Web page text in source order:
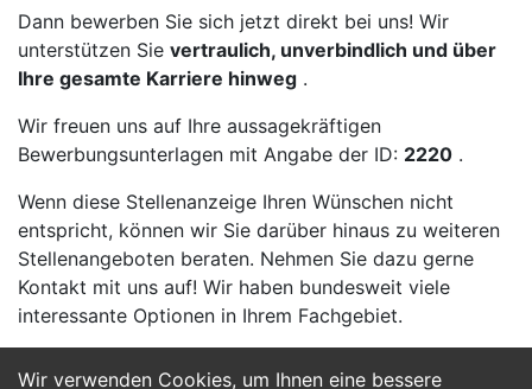
Wir verwenden Cookies, um Ihnen eine bessere
Dann bewerben Sie sich jetzt direkt bei uns! Wir
unterstützen Sie vertraulich, unverbindlich und über
Ihre gesamte Karriere hinweg .
Wir freuen uns auf Ihre aussagekräftigen
Bewerbungsunterlagen mit Angabe der ID: 2220 .
Wenn diese Stellenanzeige Ihren Wünschen nicht
entspricht, können wir Sie darüber hinaus zu weiteren
Stellenangeboten beraten. Nehmen Sie dazu gerne
Kontakt mit uns auf! Wir haben bundesweit viele
interessante Optionen in Ihrem Fachgebiet.